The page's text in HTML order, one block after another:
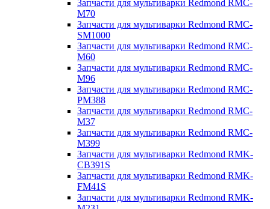
Запчасти для мультиварки Redmond RMC-
M70
Запчасти для мультиварки Redmond RMC-
SM1000
Запчасти для мультиварки Redmond RMC-
M60
Запчасти для мультиварки Redmond RMC-
M96
Запчасти для мультиварки Redmond RMC-
PM388
Запчасти для мультиварки Redmond RMC-
M37
Запчасти для мультиварки Redmond RMC-
M399
Запчасти для мультиварки Redmond RMK-
CB391S
Запчасти для мультиварки Redmond RMK-
FM41S
Запчасти для мультиварки Redmond RMK-